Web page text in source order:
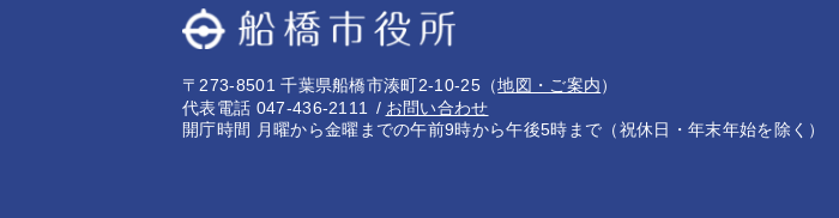
〒273-8501 千葉県船橋市湊町2-10-25 （地図・ご案内）
代表電話 047-436-2111
お問い合わせ
開庁時間 月曜から金曜までの午前9時から午後5時まで（祝休日・年末年始を除く）